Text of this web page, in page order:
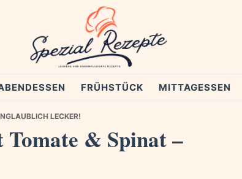
FRÜHSTÜCK MITTAGESSEN
LECKER!
Tomate & Spinat –